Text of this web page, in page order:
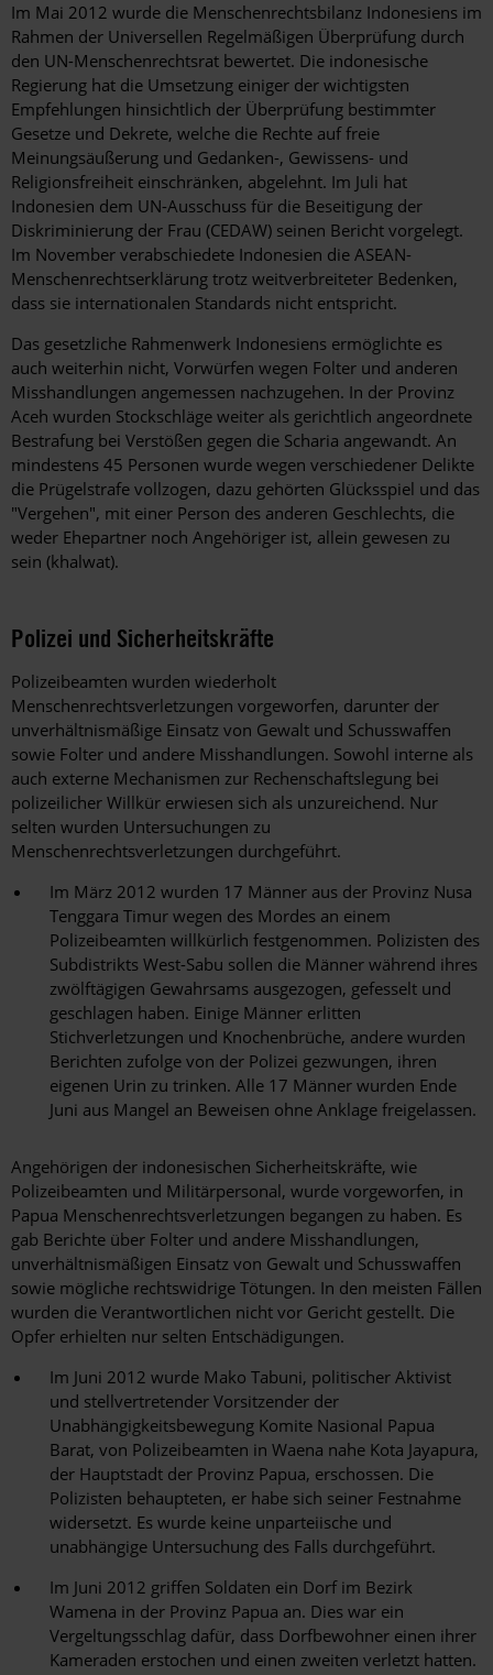
Im Mai 2012 wurde die Menschenrechtsbilanz Indonesiens im
Rahmen der Universellen Regelmäßigen Überprüfung durch
den UN-Menschenrechtsrat bewertet. Die indonesische
Regierung hat die Umsetzung einiger der wichtigsten
Empfehlungen hinsichtlich der Überprüfung bestimmter
Gesetze und Dekrete, welche die Rechte auf freie
Meinungsäußerung und Gedanken-, Gewissens- und
Religionsfreiheit einschränken, abgelehnt. Im Juli hat
Indonesien dem UN-Ausschuss für die Beseitigung der
Diskriminierung der Frau (CEDAW) seinen Bericht vorgelegt.
Im November verabschiedete Indonesien die ASEAN-
Menschenrechtserklärung trotz weitverbreiteter Bedenken,
dass sie internationalen Standards nicht entspricht.
Das gesetzliche Rahmenwerk Indonesiens ermöglichte es
auch weiterhin nicht, Vorwürfen wegen Folter und anderen
Misshandlungen angemessen nachzugehen. In der Provinz
Aceh wurden Stockschläge weiter als gerichtlich angeordnete
Bestrafung bei Verstößen gegen die Scharia angewandt. An
mindestens 45 Personen wurde wegen verschiedener Delikte
die Prügelstrafe vollzogen, dazu gehörten Glücksspiel und das
"Vergehen", mit einer Person des anderen Geschlechts, die
weder Ehepartner noch Angehöriger ist, allein gewesen zu
sein (khalwat).
Polizei und Sicherheitskräfte
Polizeibeamten wurden wiederholt
Menschenrechtsverletzungen vorgeworfen, darunter der
unverhältnismäßige Einsatz von Gewalt und Schusswaffen
sowie Folter und andere Misshandlungen. Sowohl interne als
auch externe Mechanismen zur Rechenschaftslegung bei
polizeilicher Willkür erwiesen sich als unzureichend. Nur
selten wurden Untersuchungen zu
Menschenrechtsverletzungen durchgeführt.
Im März 2012 wurden 17 Männer aus der Provinz Nusa
Tenggara Timur wegen des Mordes an einem
Polizeibeamten willkürlich festgenommen. Polizisten des
Subdistrikts West-Sabu sollen die Männer während ihres
zwölftägigen Gewahrsams ausgezogen, gefesselt und
geschlagen haben. Einige Männer erlitten
Stichverletzungen und Knochenbrüche, andere wurden
Berichten zufolge von der Polizei gezwungen, ihren
eigenen Urin zu trinken. Alle 17 Männer wurden Ende
Juni aus Mangel an Beweisen ohne Anklage freigelassen.
Angehörigen der indonesischen Sicherheitskräfte, wie
Polizeibeamten und Militärpersonal, wurde vorgeworfen, in
Papua Menschenrechtsverletzungen begangen zu haben. Es
gab Berichte über Folter und andere Misshandlungen,
unverhältnismäßigen Einsatz von Gewalt und Schusswaffen
sowie mögliche rechtswidrige Tötungen. In den meisten Fällen
wurden die Verantwortlichen nicht vor Gericht gestellt. Die
Opfer erhielten nur selten Entschädigungen.
Im Juni 2012 wurde Mako Tabuni, politischer Aktivist
und stellvertretender Vorsitzender der
Unabhängigkeitsbewegung Komite Nasional Papua
Barat, von Polizeibeamten in Waena nahe Kota Jayapura,
der Hauptstadt der Provinz Papua, erschossen. Die
Polizisten behaupteten, er habe sich seiner Festnahme
widersetzt. Es wurde keine unparteiische und
unabhängige Untersuchung des Falls durchgeführt.
Im Juni 2012 griffen Soldaten ein Dorf im Bezirk
Wamena in der Provinz Papua an. Dies war ein
Vergeltungsschlag dafür, dass Dorfbewohner einen ihrer
Kameraden erstochen und einen zweiten verletzt hatten.